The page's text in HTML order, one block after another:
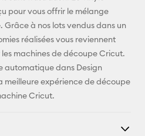
pour vous offrir le mélange
à nos lots vendus dans un
réalisées vous reviennent
machines de découpe Cricut.
automatique dans Design
meilleure expérience de découpe
Cricut.